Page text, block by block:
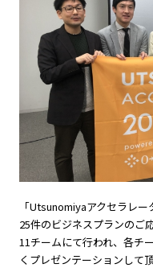
「Utsunomiyaアクセラレ
25件のビジネスプランのご
11チームにて行われ、各チ
くプレゼンテーションして